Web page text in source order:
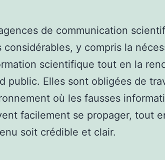
de communication
considérables, y compris la
scientifique tout en la
public. Elles sont obligées de
où les fausses
facilement se propager, tout
soit crédible et clair.